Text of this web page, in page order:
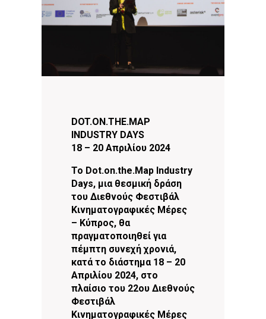
DOT.ON.THE.MAP
INDUSTRY DAYS
18 – 20 Απριλίου 2024
Το Dot.on.the.Map Industry
Days, μια θεσμική δράση
του Διεθνούς Φεστιβάλ
Κινηματογραφικές Μέρες
– Κύπρος, θα
πραγματοποιηθεί για
πέμπτη συνεχή χρονιά,
κατά το διάστημα 18 – 20
Απριλίου 2024, στο
πλαίσιο του 22ου Διεθνούς
Φεστιβάλ
Κινηματογραφικές Μέρες